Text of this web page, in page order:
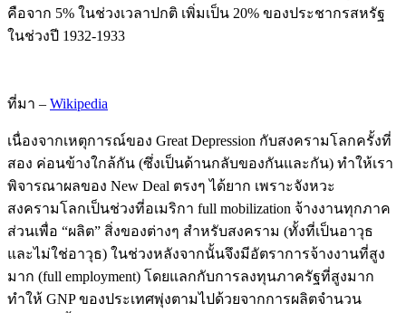
คือจาก 5% ในช่วงเวลาปกติ เพิ่มเป็น 20% ของประชากรสหรัฐ
ในช่วงปี 1932-1933
ที่มา – Wikipedia
เนื่องจากเหตุการณ์ของ Great Depression กับสงครามโลกครั้งที่
สอง ค่อนข้างใกล้กัน (ซึ่งเป็นด้านกลับของกันและกัน) ทำให้เรา
พิจารณาผลของ New Deal ตรงๆ ได้ยาก เพราะจังหวะ
สงครามโลกเป็นช่วงที่อเมริกา full mobilization จ้างงานทุกภาค
ส่วนเพื่อ “ผลิต” สิ่งของต่างๆ สำหรับสงคราม (ทั้งที่เป็นอาวุธ
และไม่ใช่อาวุธ) ในช่วงหลังจากนั้นจึงมีอัตราการจ้างงานที่สูง
มาก (full employment) โดยแลกกับการลงทุนภาครัฐที่สูงมาก
ทำให้ GNP ของประเทศพุ่งตามไปด้วยจากการผลิตจำนวน